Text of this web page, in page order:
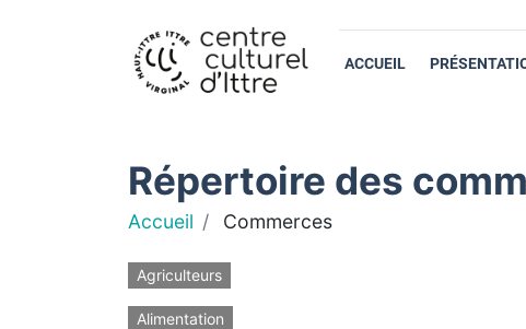
ACCUEIL
Répertoire des
Accueil Commerces
Agriculteurs
Alimentation